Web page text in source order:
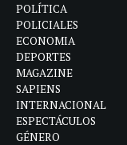
POLÍTICA
POLICIALES
ECONOMIA
DEPORTES
MAGAZINE
SAPIENS
INTERNACIONAL
ESPECTÁCULOS
GÉNERO